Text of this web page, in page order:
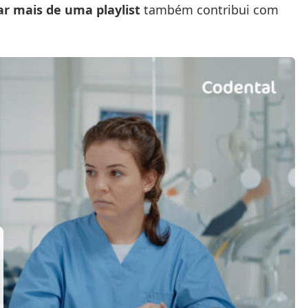
mais de uma playlist também contribui com